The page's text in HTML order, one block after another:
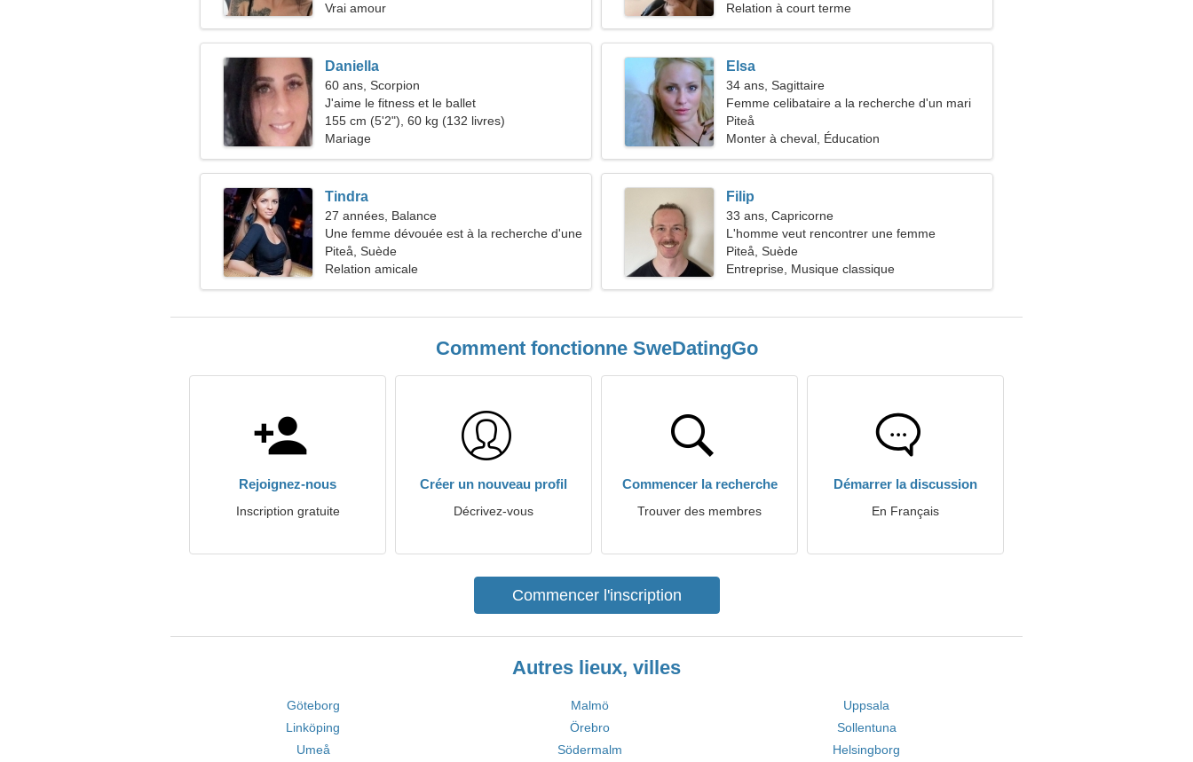
Vrai amour
Relation à court terme
Daniella
60 ans, Scorpion
J'aime le fitness et le ballet
155 cm (5'2"), 60 kg (132 livres)
Mariage
Elsa
34 ans, Sagittaire
Femme celibataire a la recherche d'un mari
35-42
Piteå
Monter à cheval, Éducation
Tindra
27 années, Balance
Une femme dévouée est à la recherche d'une
relation
Piteå, Suède
Relation amicale
Filip
33 ans, Capricorne
L'homme veut rencontrer une femme
Piteå, Suède
Entreprise, Musique classique
Comment fonctionne SweDatingGo
Rejoignez-nous
Inscription gratuite
Créer un nouveau profil
Décrivez-vous
Commencer la recherche
Trouver des membres
Démarrer la discussion
En Français
Commencer l'inscription
Autres lieux, villes
Göteborg Malmö
Uppsala
Linköping
Örebro
Sollentuna
Umeå
Södermalm Helsingborg